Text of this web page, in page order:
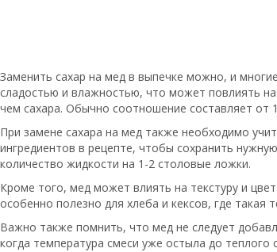
Заменить сахар на мед в выпечке можно, и
сладостью и влажностью, что может повлиять
чем сахара. Обычно соотношение составляет
При замене сахара на мед также необходимо
ингредиентов в рецепте, чтобы сохранить
количество жидкости на 1-2 столовые ложки.
Кроме того, мед может влиять на текстуру и
особенно полезно для хлеба и кексов, где
Важно также помнить, что мед не следует
когда температура смеси уже остыла до теплого